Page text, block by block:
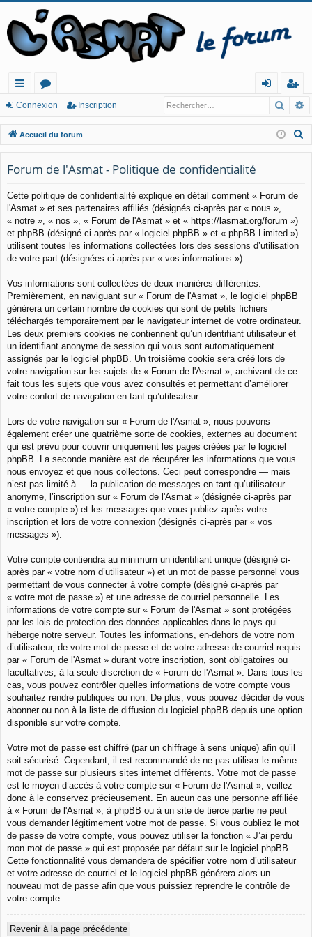
ac
co
ur
cis
or
u
m
s
n
ne
o
n
ns
cri
pt
n
Connexion Inscription
Accueil du forum
Forum de l'Asmat - Politique de confidentialité
Cette politique de confidentialité explique en détail comment « Forum de
l'Asmat » et ses partenaires affiliés (désignés ci-après par « nous »,
« notre », « nos », « Forum de l'Asmat » et « https://lasmat.org/forum »)
et phpBB (désigné ci-après par « logiciel phpBB » et « phpBB Limited »)
utilisent toutes les informations collectées lors des sessions d’utilisation
de votre part (désignées ci-après par « vos informations »).
Vos informations sont collectées de deux manières différentes.
Premièrement, en naviguant sur « Forum de l'Asmat », le logiciel phpBB
génèrera un certain nombre de cookies qui sont de petits fichiers
téléchargés temporairement par le navigateur internet de votre ordinateur.
Les deux premiers cookies ne contiennent qu’un identifiant utilisateur et
un identifiant anonyme de session qui vous sont automatiquement
assignés par le logiciel phpBB. Un troisième cookie sera créé lors de
votre navigation sur les sujets de « Forum de l'Asmat », archivant de ce
fait tous les sujets que vous avez consultés et permettant d’améliorer
votre confort de navigation en tant qu’utilisateur.
Lors de votre navigation sur « Forum de l'Asmat », nous pouvons
également créer une quatrième sorte de cookies, externes au document
qui est prévu pour couvrir uniquement les pages créées par le logiciel
phpBB. La seconde manière est de récupérer les informations que vous
nous envoyez et que nous collectons. Ceci peut correspondre — mais
n’est pas limité à — la publication de messages en tant qu’utilisateur
anonyme, l’inscription sur « Forum de l'Asmat » (désignée ci-après par
« votre compte ») et les messages que vous publiez après votre
inscription et lors de votre connexion (désignés ci-après par « vos
messages »).
Votre compte contiendra au minimum un identifiant unique (désigné ci-
après par « votre nom d’utilisateur ») et un mot de passe personnel vous
permettant de vous connecter à votre compte (désigné ci-après par
« votre mot de passe ») et une adresse de courriel personnelle. Les
informations de votre compte sur « Forum de l'Asmat » sont protégées
par les lois de protection des données applicables dans le pays qui
héberge notre serveur. Toutes les informations, en-dehors de votre nom
d’utilisateur, de votre mot de passe et de votre adresse de courriel requis
par « Forum de l'Asmat » durant votre inscription, sont obligatoires ou
facultatives, à la seule discrétion de « Forum de l'Asmat ». Dans tous les
cas, vous pouvez contrôler quelles informations de votre compte vous
souhaitez rendre publiques ou non. De plus, vous pouvez décider de vous
abonner ou non à la liste de diffusion du logiciel phpBB depuis une option
disponible sur votre compte.
Votre mot de passe est chiffré (par un chiffrage à sens unique) afin qu’il
soit sécurisé. Cependant, il est recommandé de ne pas utiliser le même
mot de passe sur plusieurs sites internet différents. Votre mot de passe
est le moyen d’accès à votre compte sur « Forum de l'Asmat », veillez
donc à le conservez précieusement. En aucun cas une personne affiliée
à « Forum de l'Asmat », à phpBB ou à un site de tierce partie ne peut
vous demander légitimement votre mot de passe. Si vous oubliez le mot
de passe de votre compte, vous pouvez utiliser la fonction « J’ai perdu
mon mot de passe » qui est proposée par défaut sur le logiciel phpBB.
Cette fonctionnalité vous demandera de spécifier votre nom d’utilisateur
et votre adresse de courriel et le logiciel phpBB générera alors un
nouveau mot de passe afin que vous puissiez reprendre le contrôle de
votre compte.
Revenir à la page précédente